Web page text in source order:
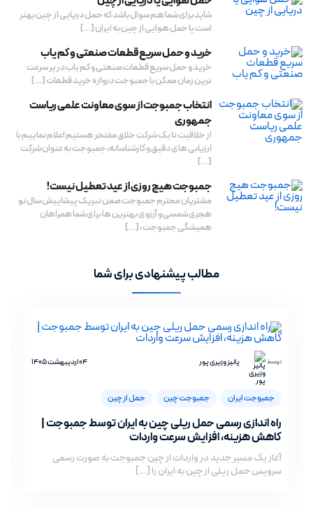
شاید برای شما هم سوال باشد که حمل دریایی از چین بهتر
است یا حمل هوایی از چین به ایران […]
خرید و حمل سریع قطعات صنعتی و کم یاب
خرید و حمل سریع قطعات صنعتی و کم یاب در پر سرعت
ترین زمان ممکن با جمبوجت دروازه خرید قطعات […]
انتخاب جمبوجت از سوی معاونت علمی ریاست
جمهوری
از خلاقیت تا یک شرکت خلاق مفتخر هستیم اعلام نماییم با
ارزیابی های دقیق و کارشناسانه، جمبوجت به عنوان شرکت
[…]
جمبوجت هیج روزی از عید تعطیل نیست!
مشتریان محترم جمبوجت ضمن تبریک پیشاپیش سال نو
هجری شمسی و آرزوی بهترین ها برای شما همراهان
همیشگی جمبوجت ، […]
مطالب پیشنهادی برای شما
توسط پانیز وزیری پور 04 اردیبهشت 1405
جمبوجت ایران جمبوجت چین حمل از چین
راه اندازی رسمی حمل ریلی چین به ایران توسط جمبوجت |
کاهش هزینه، افزایش سرعت واردات
آغاز یک مسیر جدید در واردات از چین جمبوجت به صورت رسمی
سرویس حمل ریلی از چین به ایران را […]